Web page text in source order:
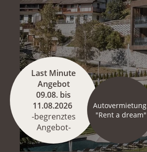
Last Minute
Angebot
09.08. bis
11.08.2026
-begrenztes
Angebot-
Autovermietung
"Rent a dream"